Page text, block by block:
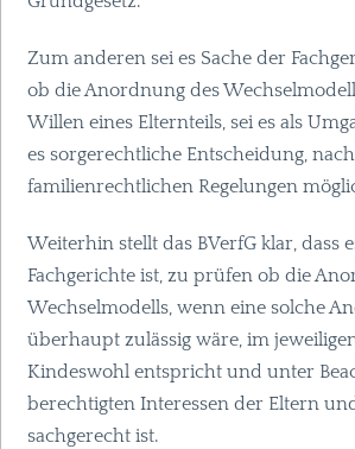
Zum anderen sei es Sache der
ob die Anordnung des
Willen eines Elternteils, sei es als
es sorgerechtliche Entscheidung,
familienrechtlichen Regelungen
Weiterhin stellt das BVerfG klar, dass
Fachgerichte ist, zu prüfen ob die
Wechselmodells, wenn eine solche
überhaupt zulässig wäre, im
Kindeswohl entspricht und unter
berechtigten Interessen der Eltern
sachgerecht ist.